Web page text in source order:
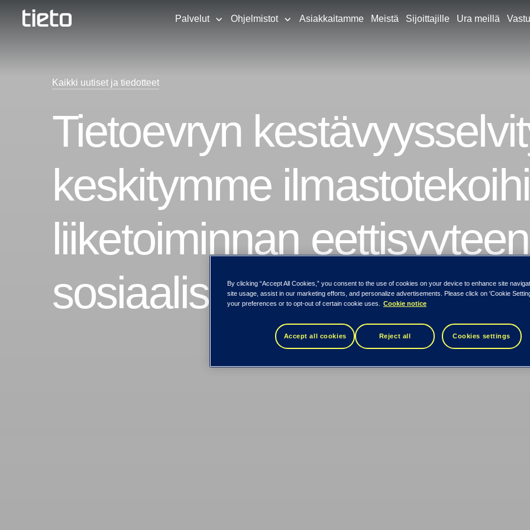
Palvelut Ohjelmistot Asiakkaitamme Meistä Sijoittajille Ura meillä
Kaikki uutiset ja tiedotteet
Tietoevryn
keskitymme
liiketoiminnan
sosiaaliseen vaikutukseen
By clicking “Accept All Cookies,” you consent to the use of cookies on your device to enhance site
site usage, assist in our marketing efforts, and personalize advertisements. Please click on 'Cookie
your preferences or to opt-out of certain cookie uses.
Cookie notice
Accept all cookies Reject all Cookies settings